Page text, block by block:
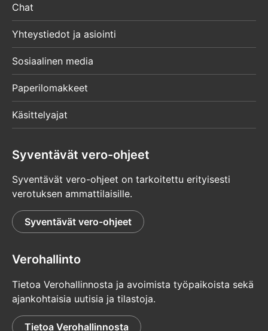
Chat
Yhteystiedot ja asiointi
Sosiaalinen media
Paperilomakkeet
Käsittelyajat
Syventävät vero-ohjeet
Syventävät vero-ohjeet on tarkoitettu erityisesti
verotuksen ammattilaisille.
Syventävät vero-ohjeet
Verohallinto
Tietoa Verohallinnosta ja avoimista työpaikoista sekä
ajankohtaisia uutisia ja tilastoja.
Tietoa Verohallinnosta